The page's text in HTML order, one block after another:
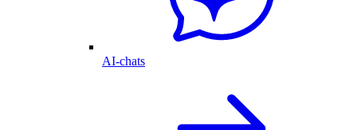
AI-chats